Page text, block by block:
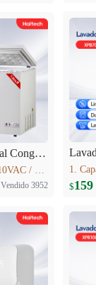
Freezer Horizontal Congelador Nevera 7.6cu.ft (215L) BD-215C
Vendido 3952 $159